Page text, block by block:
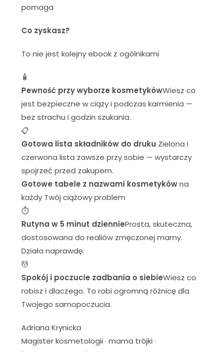
pomaga
Co zyskasz?
To nie jest kolejny ebook z ogólnikami
🧴
Pewność przy wyborze kosmetykówWiesz co
jest bezpieczne w ciąży i podczas karmienia —
bez strachu i godzin szukania.
📋
Gotowa lista składników do druku Zielona i
czerwona lista zawsze przy sobie — wystarczy
spojrzeć przed zakupem.
Gotowe tabele z nazwami kosmetykówna
każdy Twój ciążowy problem
⏱️
Rutyna w 5 minut dziennieProsta, skuteczna,
dostosowana do realiów zmęczonej mamy.
Działa naprawdę.
💆
Spokój i poczucie zadbania o siebieWiesz co
robisz i dlaczego. To robi ogromną różnicę dla
Twojego samopoczucia.
Adriana Krynicka
Magister kosmetologii · mama trójki ·